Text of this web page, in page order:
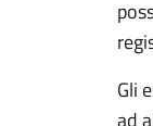
Gli
ad